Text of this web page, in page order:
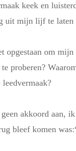
keek en
uit mijn lijf te laten
om mijn
proberen?
akkoord aan,
bleef komen